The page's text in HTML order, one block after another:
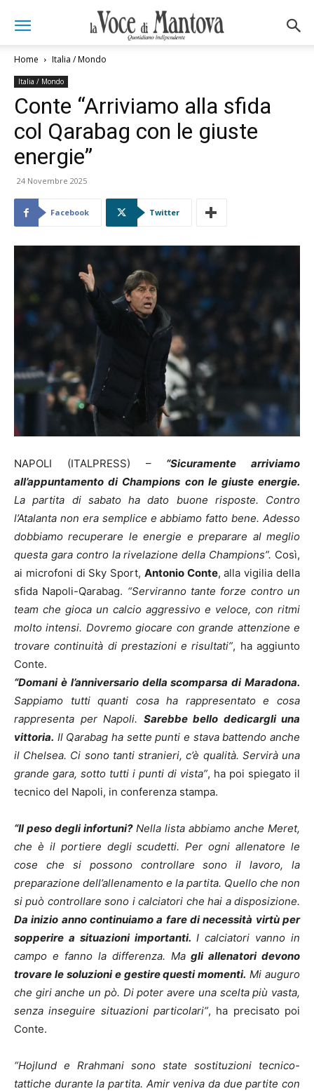
Home Italia / Mondo
Italia / Mondo
Conte “Arriviamo alla sfida
col Qarabag con le giuste
energie”
24 Novembre 2025
Facebook Twitter
NAPOLI (ITALPRESS) – “Sicuramente arriviamo
all’appuntamento di Champions con le giuste energie.
La partita di sabato ha dato buone risposte. Contro
l’Atalanta non era semplice e abbiamo fatto bene. Adesso
dobbiamo recuperare le energie e preparare al meglio
questa gara contro la rivelazione della Champions”. Così,
ai microfoni di Sky Sport, Antonio Conte, alla vigilia della
sfida Napoli-Qarabag. “Serviranno tante forze contro un
team che gioca un calcio aggressivo e veloce, con ritmi
molto intensi. Dovremo giocare con grande attenzione e
trovare continuità di prestazioni e risultati”, ha aggiunto
Conte.
“Domani è l’anniversario della scomparsa di Maradona.
Sappiamo tutti quanti cosa ha rappresentato e cosa
rappresenta per Napoli. Sarebbe bello dedicargli una
vittoria. Il Qarabag ha sette punti e stava battendo anche
il Chelsea. Ci sono tanti stranieri, c’è qualità. Servirà una
grande gara, sotto tutti i punti di vista”, ha poi spiegato il
tecnico del Napoli, in conferenza stampa.
“Il peso degli infortuni?Nella lista abbiamo anche Meret,
che è il portiere degli scudetti. Per ogni allenatore le
cose che si possono controllare sono il lavoro, la
preparazione dell’allenamento e la partita. Quello che non
si può controllare sono i calciatori che hai a disposizione.
Da inizio anno continuiamo a fare di necessità virtù per
sopperire a situazioni importanti. I calciatori vanno in
campo e fanno la differenza. Ma gli allenatori devono
trovare le soluzioni e gestire questi momenti. Mi auguro
che giri anche un pò. Di poter avere una scelta più vasta,
senza inseguire situazioni particolari”, ha precisato poi
Conte.
“Hojlund e Rrahmani sono state sostituzioni tecnico-
tattiche durante la partita. Amir veniva da due partite con